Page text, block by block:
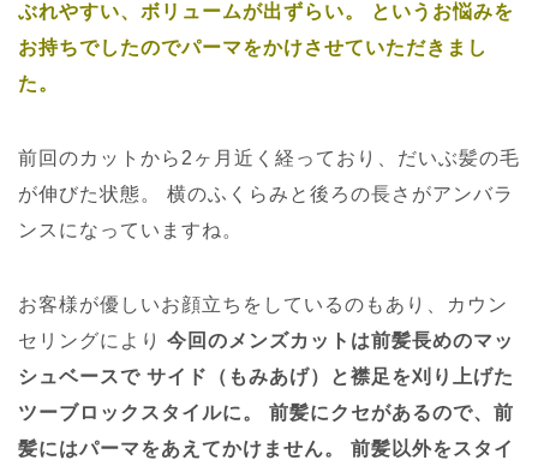
ぶれやすい、ボリュームが出ずらい。
というお悩みを
お持ちでしたのでパーマをかけさせていただきまし
た。
前回のカットから2ヶ月近く経っており、だいぶ髪の毛
が伸びた状態。
横のふくらみと後ろの長さがアンバラ
ンスになっていますね。
お客様が優しいお顔立ちをしているのもあり、カウン
セリングにより 今回のメンズカットは前髪長めのマッ
シュベースで サイド（もみあげ）と襟足を刈り上げた
ツーブロックスタイルに。
前髪にクセがあるので、前
髪にはパーマをあえてかけません。
前髪以外をスタイ